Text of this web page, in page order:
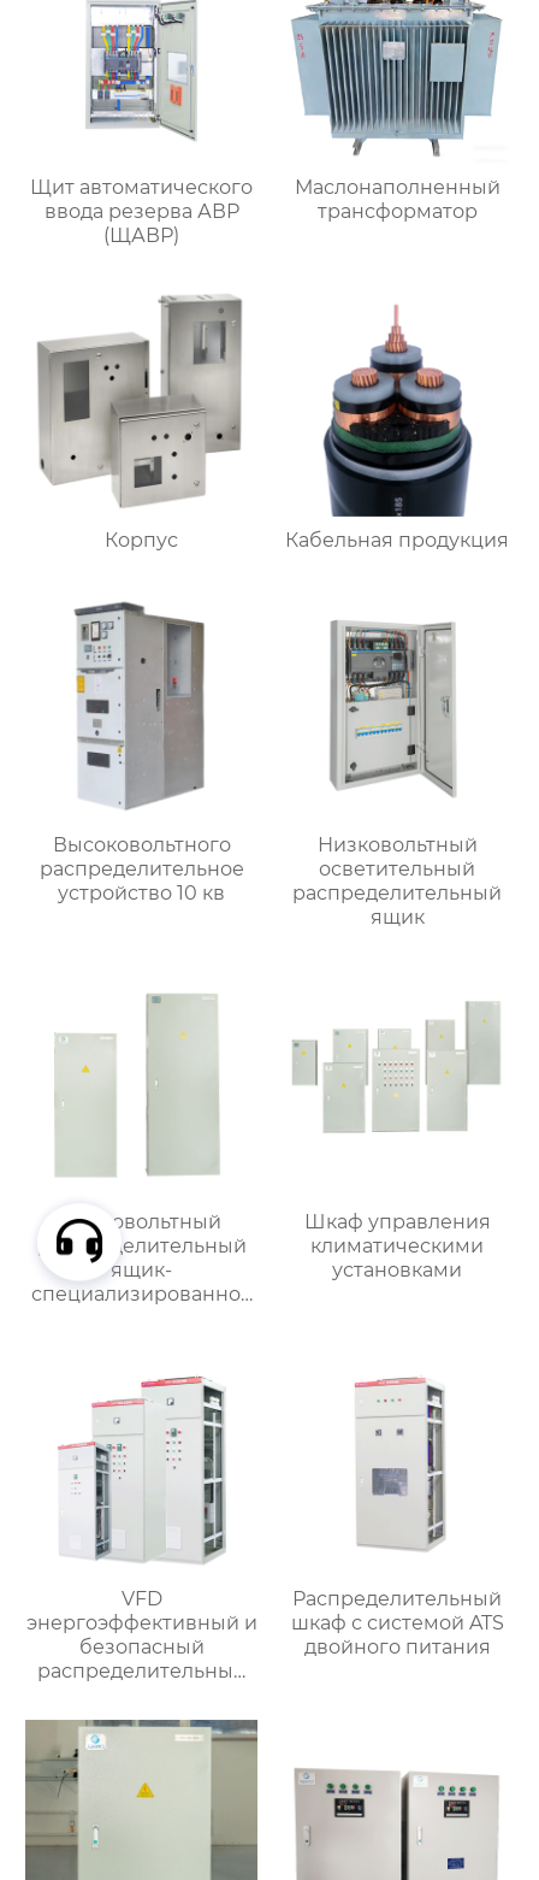
Щит автоматического
ввода резерва АВР
(ЩАВР)
Маслонаполненный
трансформатор
Корпус Кабельная продукция
Высоковольтного
распределительное
устройство 10 кв
Низковольтный
осветительный
распределительный
ящик
Низковольтный
распределительный
ящик-
специализированное
Шкаф управления
климатическими
установками
VFD
энергоэффективный и
безопасный
распределительный
Распределительный
шкаф с системой ATS
двойного питания